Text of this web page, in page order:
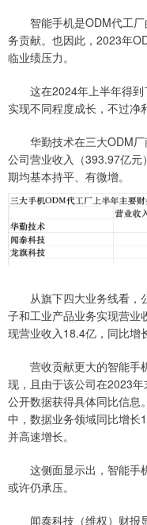
智能手机是ODM代工厂
务贡献。也因此，2023年
临业绩压力。
这在2024年上半年得到
实现不同程度成长，不过净
华勤技术在三大ODM厂
公司营业收入（393.97亿
期均基本持平、有微增。
从旗下四大业务线看，
子和工业产品业务实现营业
现营业收入18.4亿，同比增
营收贡献更大的智能手
现，且由于该公司在2023
公开数据获得具体同比信息
中，数据业务领域同比增长
并高速增长。
这侧面显示出，智能手
或许仍承压。
闻泰科技（维权）财报